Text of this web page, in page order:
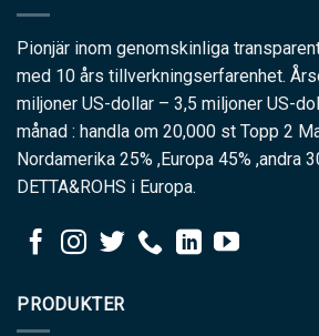
Pionjär inom genomskinliga
med 10 års tillverkningserfarenhet.
miljoner US-dollar – 3,5 miljoner US-
månad : handla om 20,000 st Topp 2
Nordamerika 25% ,Europa 45% ,andra
DETTA&ROHS i Europa.
PRODUKTER